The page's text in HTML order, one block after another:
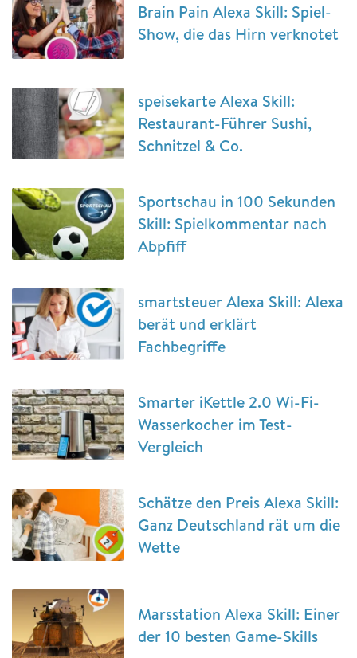
Brain Pain Alexa Skill: Spiel-
Show, die das Hirn verknotet
speisekarte Alexa Skill:
Restaurant-Führer Sushi,
Schnitzel & Co.
Sportschau in 100 Sekunden
Skill: Spielkommentar nach
Abpfiff
smartsteuer Alexa Skill: Alexa
berät und erklärt
Fachbegriffe
Smarter iKettle 2.0 Wi-Fi-
Wasserkocher im Test-
Vergleich
Schätze den Preis Alexa Skill:
Ganz Deutschland rät um die
Wette
Marsstation Alexa Skill: Einer
der 10 besten Game-Skills